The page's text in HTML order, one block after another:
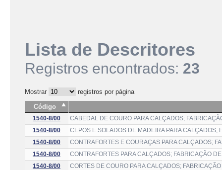
Lista de Descritores
Registros encontrados: 23
Mostrar
registros por página
Código
1540-8/00
CABEDAL DE COURO PARA CALÇADOS;
1540-8/00
CEPOS E SOLADOS DE MADEIRA PARA CALÇADOS;
1540-8/00
CONTRAFORTES E COURAÇAS PARA CALÇADOS;
1540-8/00
CONTRAFORTES PARA CALÇADOS; FABRICAÇÃO DE
1540-8/00
CORTES DE COURO PARA CALÇADOS;